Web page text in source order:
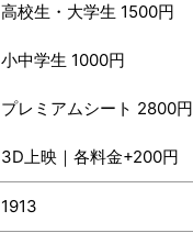
高校生・大学生 1500円
小中学生 1000円
プレミアムシート 2800円
3D上映｜各料金+200円
1913